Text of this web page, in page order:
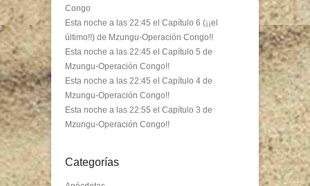
Congo
Esta noche a las 22:45 el Capítulo 6 (¡¡el
último!!) de Mzungu-Operación Congo!!
Esta noche a las 22:45 el Capítulo 5 de
Mzungu-Operación Congo!!
Esta noche a las 22:45 el Capítulo 4 de
Mzungu-Operación Congo!!
Esta noche a las 22:55 el Capítulo 3 de
Mzungu-Operación Congo!!
Categorías